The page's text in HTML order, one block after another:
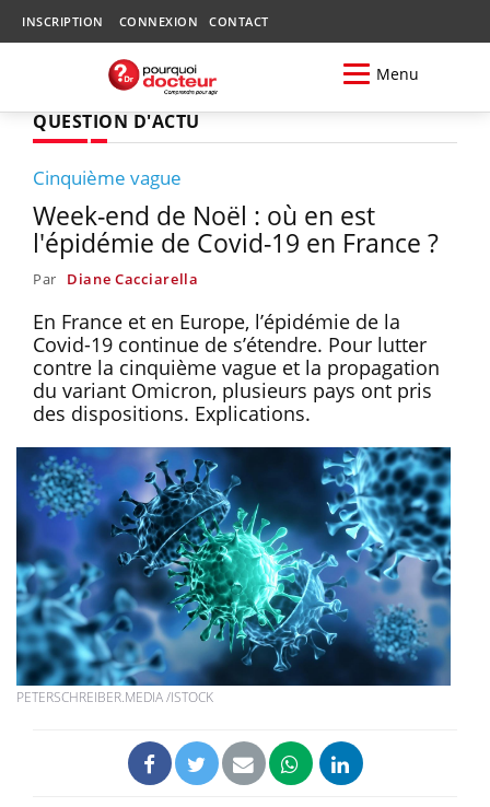
INSCRIPTION CONNEXION CONTACT
Menu
QUESTION D'ACTU
Cinquième vague
Week-end de Noël : où en est
l'épidémie de Covid-19 en France ?
Par Diane Cacciarella
En France et en Europe, l’épidémie de la
Covid-19 continue de s’étendre. Pour lutter
contre la cinquième vague et la propagation
du variant Omicron, plusieurs pays ont pris
des dispositions. Explications.
PETERSCHREIBER.MEDIA /ISTOCK